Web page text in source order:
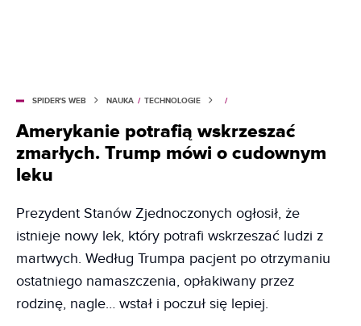
SPIDER'S WEB NAUKA / TECHNOLOGIE /
Amerykanie potrafią wskrzeszać
zmarłych. Trump mówi o cudownym
leku
Prezydent Stanów Zjednoczonych ogłosił, że
istnieje nowy lek, który potrafi wskrzeszać ludzi z
martwych. Według Trumpa pacjent po otrzymaniu
ostatniego namaszczenia, opłakiwany przez
rodzinę, nagle… wstał i poczuł się lepiej.